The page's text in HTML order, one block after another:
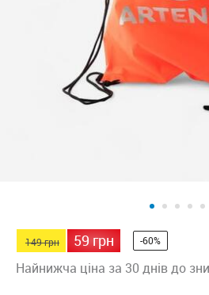
149 грн 59 грн -60%
Найнижча ціна за 30 днів до